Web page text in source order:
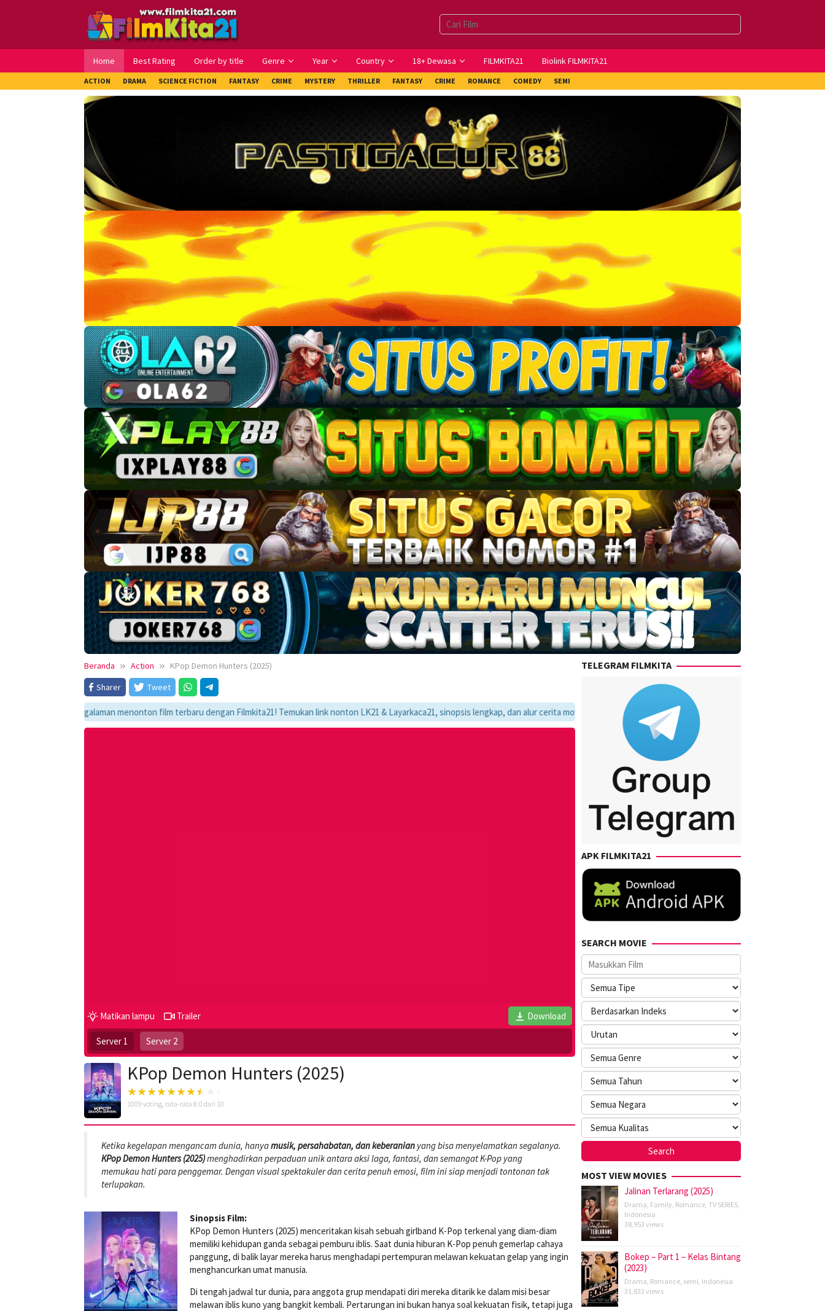
Home Best Rating Order by title Genre Year Country 18+ Dewasa FILMKITA21 Biolink FILMKITA21
ACTION DRAMA SCIENCE FICTION FANTASY CRIME MYSTERY THRILLER FANTASY CRIME ROMANCE COMEDY SEMI
Beranda Action
KPop Demon Hunters (2025)
Sharer
Tweet
pengalaman menonton film terbaru dengan Filmkita21! Temukan link nonton LK21 & Layarkaca21, sinopsis lengkap, dan alur cerita movie favoritmu dalam satu tempat yang praktis dan update setiap hari.
Matikan lampu Trailer Download
Server 1 Server 2
KPop Demon Hunters (2025)
1009 voting, rata-rata 8.0 dari 10
Ketika kegelapan mengancam dunia, hanyamusik, persahabatan, dan keberanian yang bisa menyelamatkan segalanya.
KPop Demon Hunters (2025)menghadirkan perpaduan unik antara aksi laga, fantasi, dan semangat K-Pop yang
memukau hati para penggemar. Dengan visual spektakuler dan cerita penuh emosi, film ini siap menjadi tontonan tak
terlupakan.
Sinopsis Film:
KPop Demon Hunters (2025) menceritakan kisah sebuah girlband K-Pop terkenal yang diam-diam
memiliki kehidupan ganda sebagai pemburu iblis. Saat dunia hiburan K-Pop penuh gemerlap cahaya
panggung, di balik layar mereka harus menghadapi pertempuran melawan kekuatan gelap yang ingin
menghancurkan umat manusia.
Di tengah jadwal tur dunia, para anggota grup mendapati diri mereka ditarik ke dalam misi besar
melawan iblis kuno yang bangkit kembali. Pertarungan ini bukan hanya soal kekuatan fisik, tetapi juga
TELEGRAM FILMKITA
APK FILMKITA21
SEARCH MOVIE
MOST VIEW MOVIES
Jalinan Terlarang (2025)
Drama, Family, Romance, TV SERIES,
Indonesia
38,953 views
Bokep – Part 1 – Kelas Bintang
(2023)
Drama, Romance, semi, Indonesia
31,833 views